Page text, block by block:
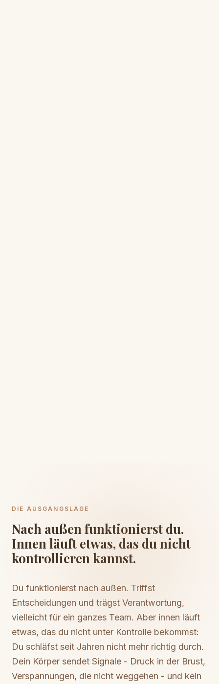
DIE AUSGANGSLAGE
Nach außen funktionierst du.
Innen läuft etwas, das du nicht
kontrollieren kannst.
Du funktionierst nach außen. Triffst
Entscheidungen und trägst Verantwortung,
vielleicht für ein ganzes Team. Aber innen läuft
etwas, das du nicht unter Kontrolle bekommst:
Du schläfst seit Jahren nicht mehr richtig durch.
Dein Körper sendet Signale - Druck in der Brust,
Verspannungen, die nicht weggehen - und kein